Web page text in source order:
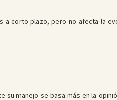
corto plazo, pero no afecta la
manejo se basa más en la